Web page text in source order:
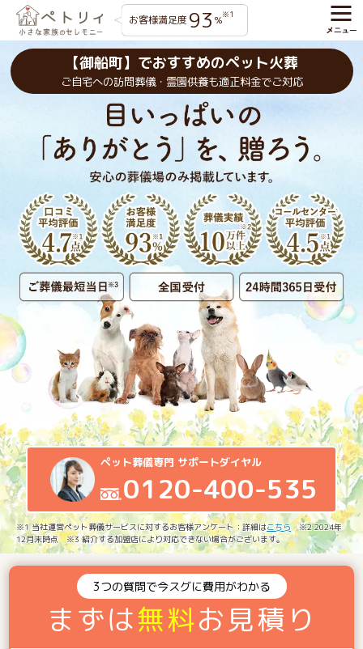
お客様満足度 93 %※1
【御船町】でおすすめのペット火葬
ご自宅への訪問葬儀・霊園供養も適正料金でご対応
ペット葬儀専門 サポートダイヤル
0120-400-535
※1 当社運営ペット葬儀サービスに対するお客様アンケート：詳細はこちら ※2 2024年
12月末時点 ※3 紹介する加盟店により対応できない場合がございます。
3つの質問で今スグに費用がわかる
まずは無料お見積り